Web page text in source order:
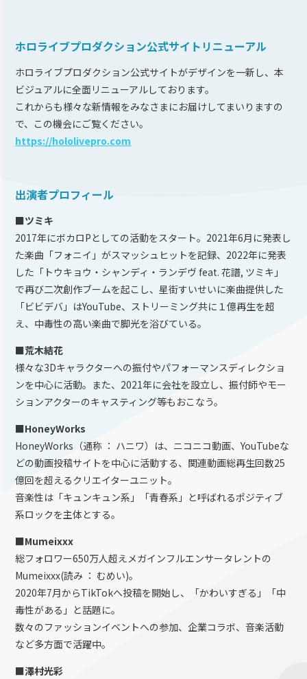
ホロライブプロダクション公式サイトリニューアル
ホロライブプロダクション公式サイトがデザインを一新し、本
ビジュアルに全面リニューアルしております。
これからも様々な新情報をみなさまにお届けしてまいりますの
で、この機会にご覧ください。
https://hololivepro.com
出演者プロフィール
■ツミキ
2017年にボカロPとしての活動をスタート。2021年6月に発表し
た楽曲「フォニイ」がスマッシュヒットを記録、2022年に発表
した「トウキョウ・シャンディ・ランデヴ feat. 花譜, ツミキ」
で再び二次創作ブームを起こし、星街すいせいに楽曲提供した
「ビビデバ」はYouTube、ストリーミング共に１億再生を超
え、中毒性の高い楽曲で脚光を浴びている。
■荒木結花
様々な3Dキャラクターへの振付やパフォーマンスディレクショ
ンを中心に活動。また、2021年に会社を設立し、振付師やモー
ションアクターのキャスティング等もおこなう。
■HoneyWorks
HoneyWorks（通称 ： ハニワ）は、ニコニコ動画、YouTubeな
どの動画投稿サイトを中心に活動する、関連動画総再生回数25
億回を超えるクリエイターユニット。
音楽性は「キュンキュン系」「青春系」と呼ばれるポジティブ
系ロックを主体とする。
■Mumeixxx
総フォロワー650万人超えメガインフルエンサータレントの
Mumeixxx(読み ： むめい)。
2020年7月からTikTokへ投稿を開始し、「かわいすぎる」「中
毒性がある」と話題に。
数々のファッションイベントへの参加、企業コラボ、音楽活動
など多方面で活躍中。
■澤村光彩